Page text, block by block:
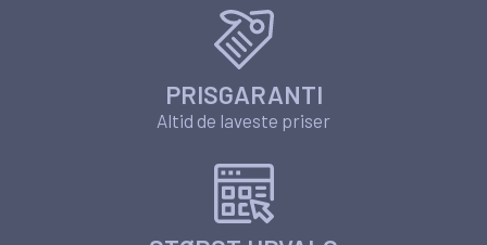
PRISGARANTI
Altid de laveste priser